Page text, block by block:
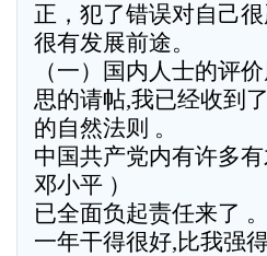
正，犯了错误对自己
很有发展前途。
（一）国内人士的评
思的请帖,我已经收到
的自然法则 。
中国共产党内有许多
邓小平 ）
已全面负起责任来了
一年干得很好,比我强